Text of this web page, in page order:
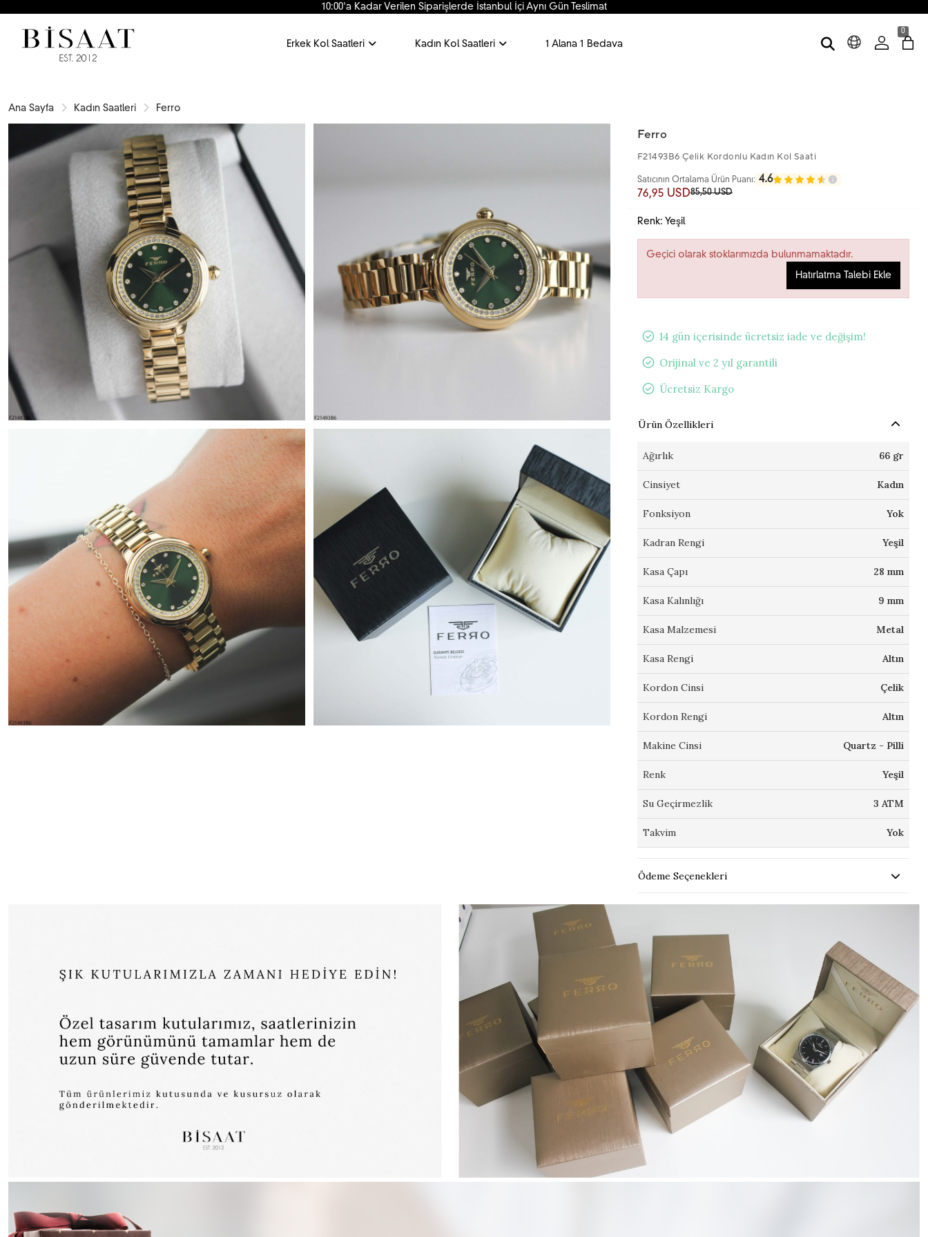
10:00'a Kadar Verilen Siparişlerde İstanbul İçi Aynı Gün Teslimat
Erkek Kol Saatleri Kadın Kol Saatleri 1 Alana 1 Bedava
0
Ana Sayfa Kadın Saatleri Ferro
Ferro
F21493B6 Çelik Kordonlu Kadın Kol Saati
Satıcının Ortalama Ürün Puanı: 4.6
76,95 USD85,50 USD
Renk: Yeşil
Geçici olarak stoklarımızda bulunmamaktadır.
Hatırlatma Talebi Ekle
14 gün içerisinde ücretsiz iade ve değişim!
Orijinal ve 2 yıl garantili
Ücretsiz Kargo
Ürün Özellikleri
Ağırlık 66 gr
Cinsiyet Kadın
Fonksiyon Yok
Kadran Rengi Yeşil
Kasa Çapı 28 mm
Kasa Kalınlığı 9 mm
Kasa Malzemesi Metal
Kasa Rengi Altın
Kordon Cinsi Çelik
Kordon Rengi Altın
Makine Cinsi Quartz - Pilli
Renk Yeşil
Su Geçirmezlik 3 ATM
Takvim Yok
Ödeme Seçenekleri